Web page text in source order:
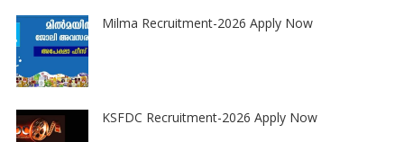
Milma Recruitment-2026 Apply Now
KSFDC Recruitment-2026 Apply Now